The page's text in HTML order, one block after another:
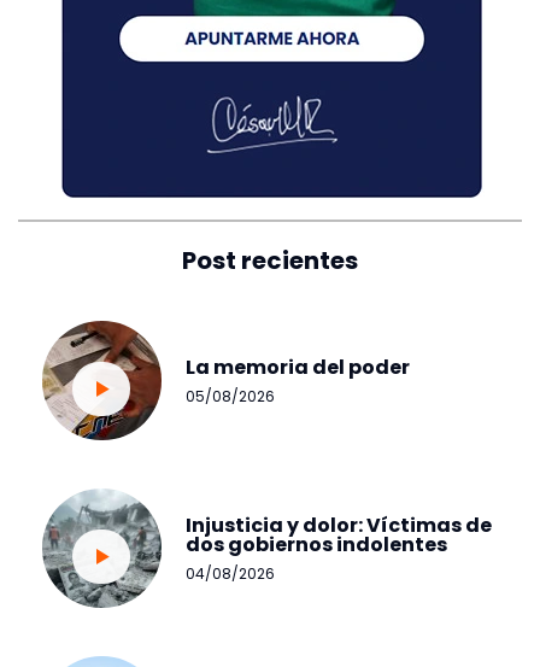
Post recientes
La memoria del poder
05/08/2026
Injusticia y dolor: Víctimas de
dos gobiernos indolentes
04/08/2026